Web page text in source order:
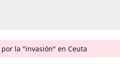
la "invasión" en Ceuta